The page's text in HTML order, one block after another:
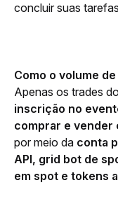
concluir suas
Como o volume
Apenas os trades
inscrição no
comprar e vender
por meio da conta
API, grid bot de
em spot e tokens